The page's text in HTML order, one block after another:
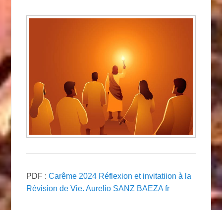
PDF :Carême 2024 Réflexion et invitatiion à la
Révision de Vie. Aurelio SANZ BAEZA fr